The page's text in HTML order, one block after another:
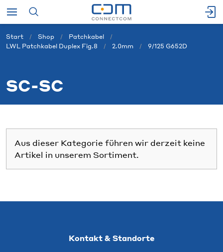
Start Shop
Patchkabel
LWL Patchkabel Duplex Fig.8
2.0mm 9/125 G652D
SC-SC
Aus dieser Kategorie führen wir derzeit keine
Artikel in unserem Sortiment.
Kontakt & Standorte